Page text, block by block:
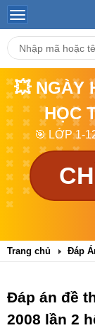
💥 NGÀY
HỌC
🎯 LỚP 1-
Trang chủ Đáp
Đáp án đề
2008 lần 2